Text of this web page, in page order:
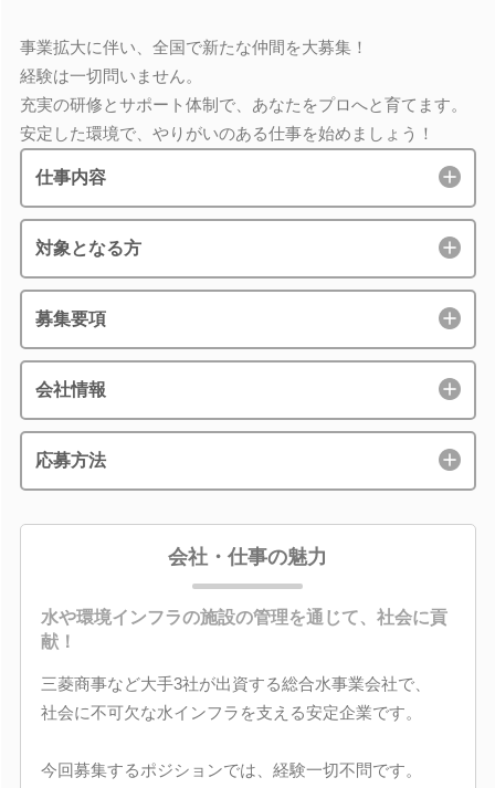
事業拡大に伴い、全国で新たな仲間を大募集！
経験は一切問いません。
充実の研修とサポート体制で、あなたをプロへと育てます。
安定した環境で、やりがいのある仕事を始めましょう！
仕事内容
対象となる方
募集要項
会社情報
応募方法
会社・仕事の魅力
水や環境インフラの施設の管理を通じて、社会に貢
献！
三菱商事など大手3社が出資する総合水事業会社で、
社会に不可欠な水インフラを支える安定企業です。
今回募集するポジションでは、経験一切不問です。